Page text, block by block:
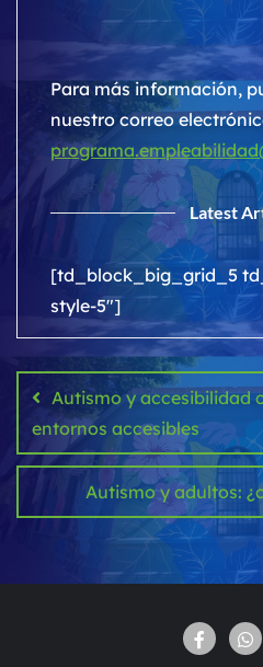
Para más información,
nuestro correo
Latest
[td_block_big_grid_5
style-5″]
Navegación
de
entradas
Autismo y accesibilidad
entornos accesibles
Autismo y adultos: